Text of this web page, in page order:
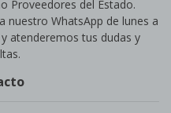
Proveedores del Estado.
nuestro WhatsApp de lunes a
atenderemos tus dudas y